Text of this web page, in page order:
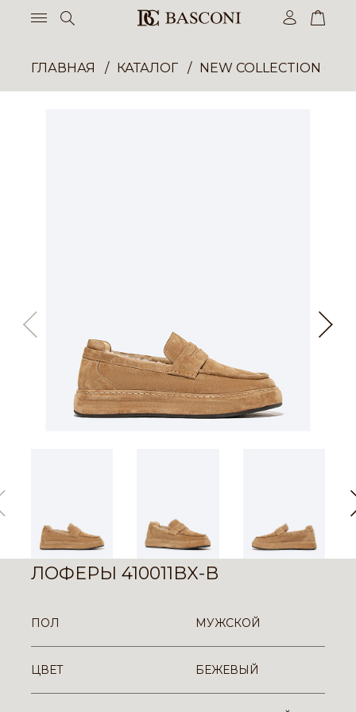
ГЛАВНАЯ КАТАЛОГ NEW COLLECTION
ЛОФЕРЫ 410011BX-B
ПОЛ МУЖСКОЙ
ЦВЕТ БЕЖЕВЫЙ